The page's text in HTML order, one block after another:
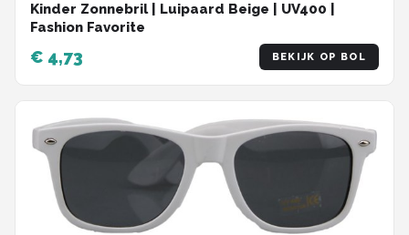
Kinder Zonnebril | Luipaard Beige | UV400 |
Fashion Favorite
€ 4,73 BEKIJK OP BOL